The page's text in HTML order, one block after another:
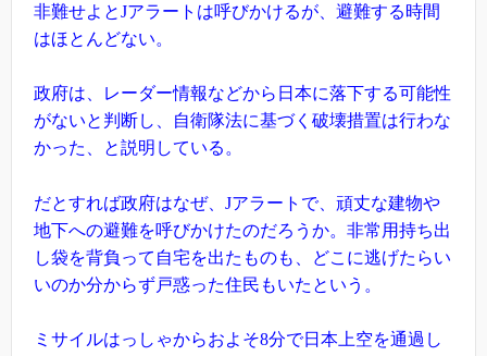
非難せよとJアラートは呼びかけるが、避難する時間
はほとんどない。
政府は、レーダー情報などから日本に落下する可能性
がないと判断し、自衛隊法に基づく破壊措置は行わな
かった、と説明している。
だとすれば政府はなぜ、Jアラートで、頑丈な建物や
地下への避難を呼びかけたのだろうか。非常用持ち出
し袋を背負って自宅を出たものも、どこに逃げたらい
いのか分からず戸惑った住民もいたという。
ミサイルはっしゃからおよそ8分で日本上空を通過し